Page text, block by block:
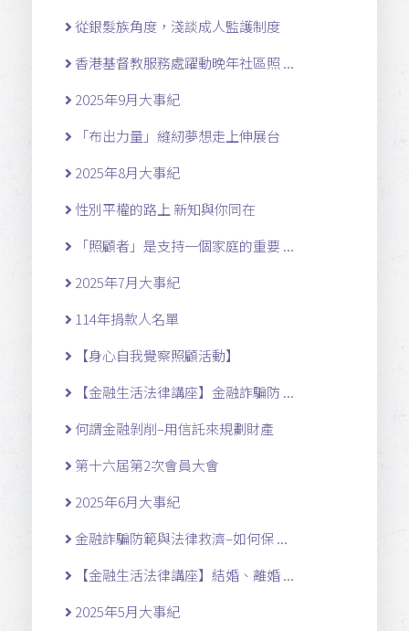
從銀髮族角度，淺談成人監護制度
香港基督教服務處躍動晚年社區照 ...
2025年9月大事紀
「布出力量」縫紉夢想走上伸展台
2025年8月大事紀
性別平權的路上 新知與你同在
「照顧者」是支持一個家庭的重要 ...
2025年7月大事紀
114年捐款人名單
【身心自我覺察照顧活動】
【金融生活法律講座】金融詐騙防 ...
何謂金融剝削–用信託來規劃財產
第十六屆第2次會員大會
2025年6月大事紀
金融詐騙防範與法律救濟–如何保 ...
【金融生活法律講座】結婚、離婚 ...
2025年5月大事紀